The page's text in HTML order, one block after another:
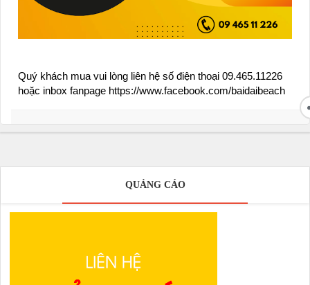
Quý khách mua vui lòng liên hệ số điện thoại 09.465.11226
hoặc inbox fanpage https://www.facebook.com/baidaibeach
QUẢNG CÁO